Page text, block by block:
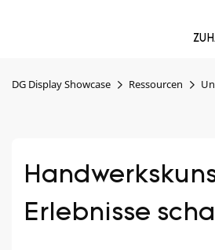
DG Display Showcase Ressourcen
Erlebnisse